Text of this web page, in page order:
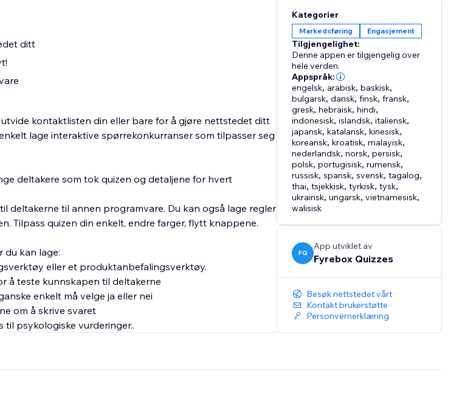
ditt
kontaktlisten din eller bare for å gjøre nettstedet ditt
lage interaktive spørrekonkurranser som tilpasser seg
deltakere som tok quizen og detaljene for hvert
deltakerne til annen programvare. Du kan også lage regler
Tilpass quizen din enkelt, endre farger, flytt knappene.
du kan lage:
eller et produktanbefalingsverktøy.
å teste kunnskapen til deltakerne
enkelt må velge ja eller nei
om å skrive svaret
til psykologiske vurderinger..
Kategorier
Markedsføring Engasjement
Tilgjengelighet:
Denne appen er tilgjengelig over
hele verden.
Appspråk:
engelsk, arabisk,baskisk,
bulgarsk,dansk,finsk,fransk,
gresk,hebraisk,hindi,
indonesisk,islandsk,italiensk,
japansk,katalansk,kinesisk,
koreansk,kroatisk,malayisk,
nederlandsk,norsk,persisk,
polsk,portugisisk,rumensk,
russisk,spansk,svensk,tagalog,
thai,tsjekkisk,tyrkisk,tysk,
ukrainsk,ungarsk,vietnamesisk,
walisisk
FQ
App utviklet av
Fyrebox Quizzes
Besøk nettstedet vårt
Kontakt brukerstøtte
Personvernerklæring